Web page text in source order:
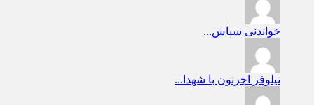
خواندنی سپاس...
نیلوفر اجرتون با شهدا...